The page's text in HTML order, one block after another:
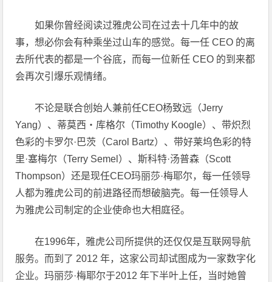
如果你曾经阅读过雅虎公司在过去十几年中的故
事，想必你会有种乘坐过山车的感觉。每一任 CEO 的离
去所代表的都是一个谷底，而每一位新任 CEO 的到来都
会再次引爆乐观情绪。
不论是联合创始人兼前任CEO杨致远（Jerry
Yang）、蒂莫西・库格尔（Timothy Koogle）、带炽烈
色彩的卡罗尔·巴茨（Carol Bartz）、带好莱坞色彩的特
里·塞梅尔（Terry Semel）、斯科特·汤普森（Scott
Thompson）还是现任CEO玛丽莎·梅耶尔，每一任领导
人都为雅虎公司的前进路径而想破脑壳。每一任领导人
为雅虎公司制定的企业使命也大相庭径。
在1996年，雅虎公司所提供的还仅仅是互联网导航
服务。而到了 2012 年，这家公司却试图成为一家数字化
企业。玛丽莎·梅耶尔于2012 年下半叶上任，当时她曾